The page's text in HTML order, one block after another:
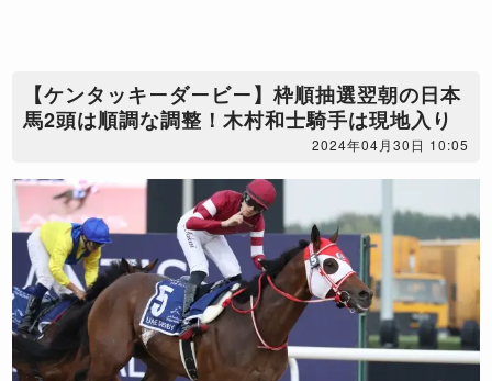
【ケンタッキーダービー】枠順抽選翌朝の日本
馬2頭は順調な調整！木村和士騎手は現地入り
2024年04月30日 10:05